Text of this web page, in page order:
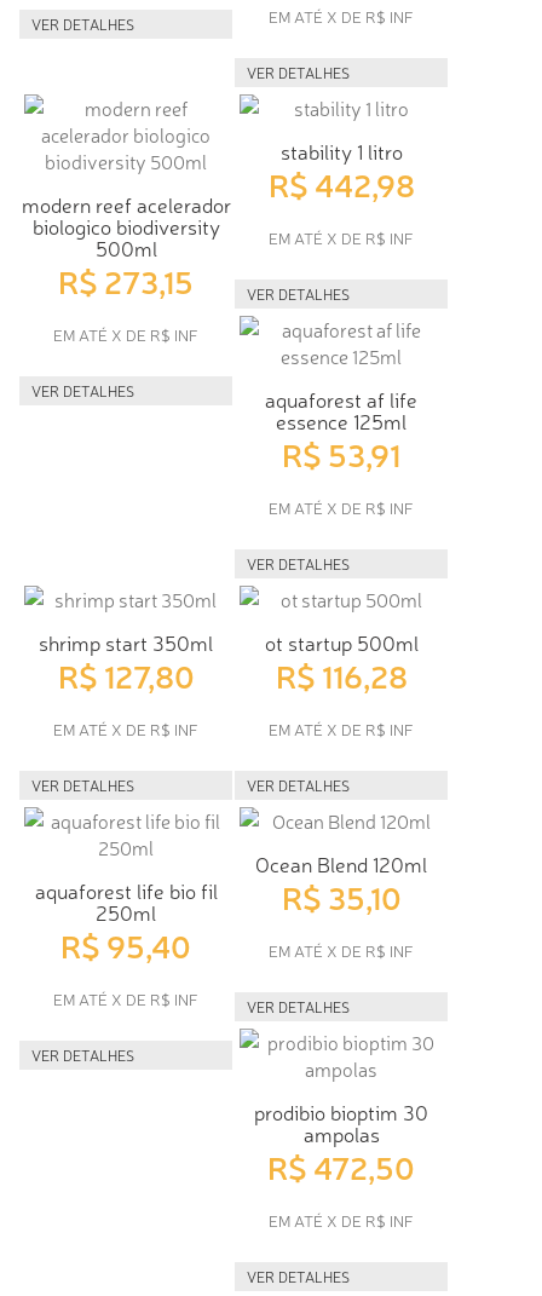
VER DETALHES EM ATÉ X DE R$ INF
VER DETALHES
modern reef acelerador
biologico biodiversity
500ml
R$ 273,15
EM ATÉ X DE R$ INF
VER DETALHES
stability 1 litro
R$ 442,98
EM ATÉ X DE R$ INF
VER DETALHES
aquaforest af life
essence 125ml
R$ 53,91
EM ATÉ X DE R$ INF
VER DETALHES
shrimp start 350ml
R$ 127,80
EM ATÉ X DE R$ INF
VER DETALHES
ot startup 500ml
R$ 116,28
EM ATÉ X DE R$ INF
VER DETALHES
aquaforest life bio fil
250ml
R$ 95,40
EM ATÉ X DE R$ INF
VER DETALHES
Ocean Blend 120ml
R$ 35,10
EM ATÉ X DE R$ INF
VER DETALHES
prodibio bioptim 30
ampolas
R$ 472,50
EM ATÉ X DE R$ INF
VER DETALHES